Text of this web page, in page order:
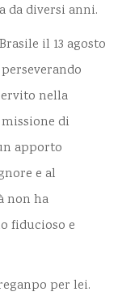
da diversi anni.
il 13 agosto
perseverando
nella
di
apporto
e al
non ha
fiducioso e
per lei.